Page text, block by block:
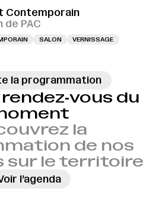
Contemporain
PAC
SALON VERNISSAGE
la programmation
du
la
de nos
sur le territoire
l’agenda